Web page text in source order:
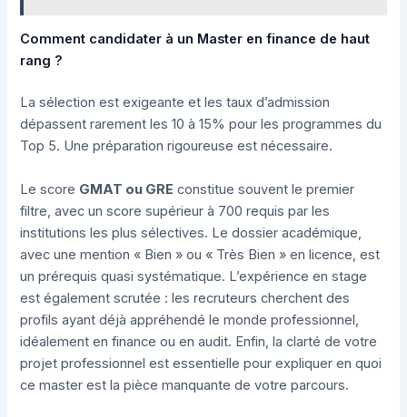
Comment candidater à un Master en finance de haut
rang ?
La sélection est exigeante et les taux d’admission
dépassent rarement les 10 à 15% pour les programmes du
Top 5. Une préparation rigoureuse est nécessaire.
Le score GMAT ou GRE constitue souvent le premier
filtre, avec un score supérieur à 700 requis par les
institutions les plus sélectives. Le dossier académique,
avec une mention « Bien » ou « Très Bien » en licence, est
un prérequis quasi systématique. L’expérience en stage
est également scrutée : les recruteurs cherchent des
profils ayant déjà appréhendé le monde professionnel,
idéalement en finance ou en audit. Enfin, la clarté de votre
projet professionnel est essentielle pour expliquer en quoi
ce master est la pièce manquante de votre parcours.